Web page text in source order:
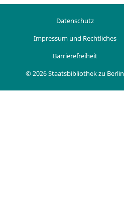
Datenschutz
Impressum und Rechtliches
Barrierefreiheit
© 2026 Staatsbibliothek zu Berlin